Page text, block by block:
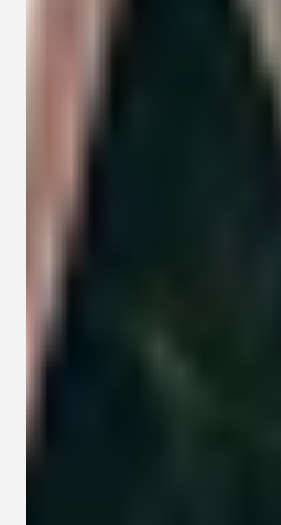
Adatkezelési tájékoztató
Adatkezelési tájékoztató
Részvételi szabályzat
csoportterápiához